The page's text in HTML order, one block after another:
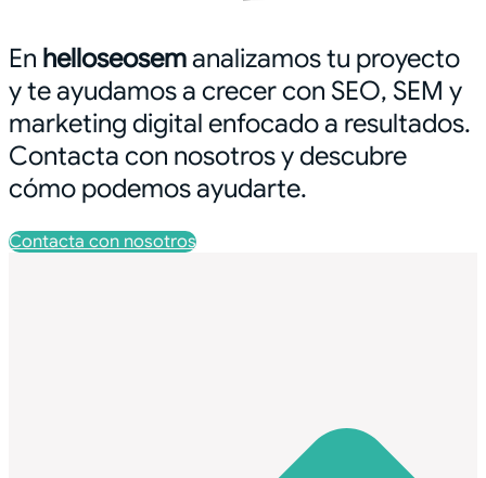
En helloseosemanalizamos tu proyecto
y te ayudamos a crecer con SEO, SEM y
marketing digital enfocado a resultados.
Contacta con nosotros y descubre
cómo podemos ayudarte.
Contacta con nosotros